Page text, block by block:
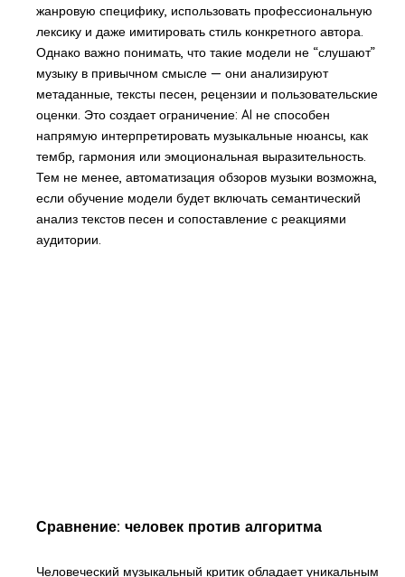
жанровую специфику, использовать профессиональную
лексику и даже имитировать стиль конкретного автора.
Однако важно понимать, что такие модели не “слушают”
музыку в привычном смысле — они анализируют
метаданные, тексты песен, рецензии и пользовательские
оценки. Это создает ограничение: AI не способен
напрямую интерпретировать музыкальные нюансы, как
тембр, гармония или эмоциональная выразительность.
Тем не менее, автоматизация обзоров музыки возможна,
если обучение модели будет включать семантический
анализ текстов песен и сопоставление с реакциями
аудитории.
Сравнение: человек против алгоритма
Человеческий музыкальный критик обладает уникальным